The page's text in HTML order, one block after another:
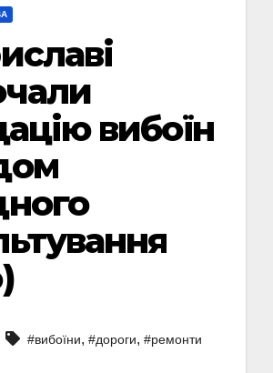
вибоїн
#вибоїни, #дороги, #ремонти